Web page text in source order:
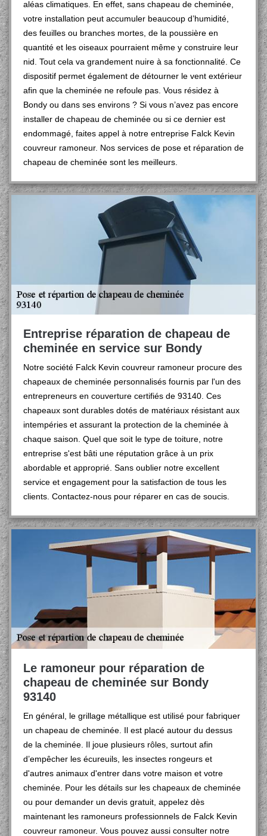
aléas climatiques. En effet, sans chapeau de cheminée,
votre installation peut accumuler beaucoup d’humidité,
des feuilles ou branches mortes, de la poussière en
quantité et les oiseaux pourraient même y construire leur
nid. Tout cela va grandement nuire à sa fonctionnalité. Ce
dispositif permet également de détourner le vent extérieur
afin que la cheminée ne refoule pas. Vous résidez à
Bondy ou dans ses environs ? Si vous n’avez pas encore
installer de chapeau de cheminée ou si ce dernier est
endommagé, faites appel à notre entreprise Falck Kevin
couvreur ramoneur. Nos services de pose et réparation de
chapeau de cheminée sont les meilleurs.
Entreprise réparation de chapeau de
cheminée en service sur Bondy
Notre société Falck Kevin couvreur ramoneur procure des
chapeaux de cheminée personnalisés fournis par l'un des
entrepreneurs en couverture certifiés de 93140. Ces
chapeaux sont durables dotés de matériaux résistant aux
intempéries et assurant la protection de la cheminée à
chaque saison. Quel que soit le type de toiture, notre
entreprise s'est bâti une réputation grâce à un prix
abordable et approprié. Sans oublier notre excellent
service et engagement pour la satisfaction de tous les
clients. Contactez-nous pour réparer en cas de soucis.
Le ramoneur pour réparation de
chapeau de cheminée sur Bondy
93140
En général, le grillage métallique est utilisé pour fabriquer
un chapeau de cheminée. Il est placé autour du dessus
de la cheminée. Il joue plusieurs rôles, surtout afin
d’empêcher les écureuils, les insectes rongeurs et
d'autres animaux d'entrer dans votre maison et votre
cheminée. Pour les détails sur les chapeaux de cheminée
ou pour demander un devis gratuit, appelez dès
maintenant les ramoneurs professionnels de Falck Kevin
couvreur ramoneur. Vous pouvez aussi consulter notre